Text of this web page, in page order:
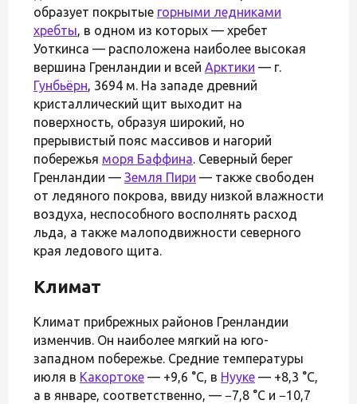
образует покрытые горными ледниками
хребты, в одном из которых — хребет
Уоткинса — расположена наиболее высокая
вершина Гренландии и всей Арктики — г.
Гунбьёрн, 3694 м. На западе древний
кристаллический щит выходит на
поверхность, образуя широкий, но
прерывистый пояс массивов и нагорий
побережья моря Баффина. Северный берег
Гренландии — Земля Пири — также свободен
от ледяного покрова, ввиду низкой влажности
воздуха, неспособного восполнять расход
льда, а также малоподвижности северного
края ледового щита.
Климат
Климат прибрежных районов Гренландии
изменчив. Он наиболее мягкий на юго-
западном побережье. Средние температуры
июля в Какортоке — +9,6 °С, в Нууке — +8,3 °С,
а в январе, соответственно, — −7,8 °С и −10,7